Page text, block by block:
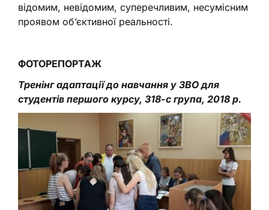
відомим, невідомим, суперечливим, несумісним
проявом об’єктивної реальності.
ФОТОРЕПОРТАЖ
Тренінг адаптації до навчання у ЗВО для
студентів першого курсу, 318-с група, 2018 р.